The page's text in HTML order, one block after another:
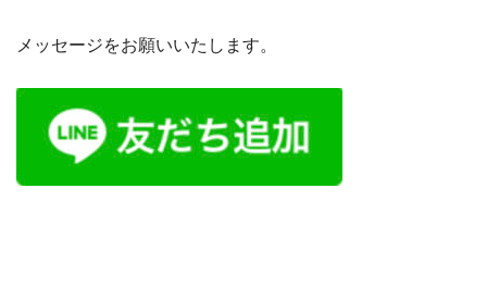
メッセージをお願いいたします。